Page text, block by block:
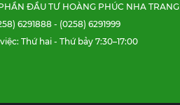
ĐẦU TƯ HOÀNG PHÚC NHA TRANG
6291888 - (0258) 6291999
Thứ hai - Thứ bảy 7:30–17:00